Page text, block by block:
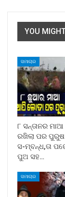
YOU
ସମାଚାର
୮ ସନ୍ତାନର
ରଖିଲା ପର
ସ-ମ୍ବନ୍ଧ,ତା
ପୁଅ ସହ…
ସମାଚାର